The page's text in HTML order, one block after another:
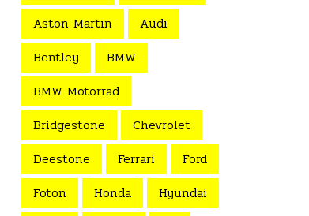
Aston Martin
Audi
Bentley
BMW
BMW Motorrad
Bridgestone
Chevrolet
Deestone
Ferrari
Ford
Foton
Honda
Hyundai